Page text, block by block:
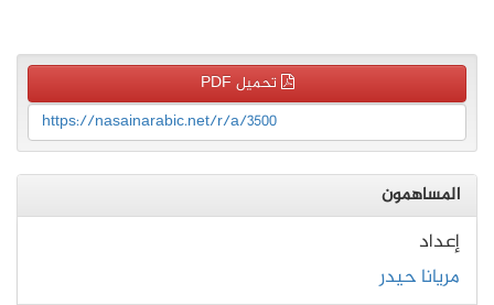
تحميل PDF
https://nasainarabic.net/r/a/3500
المساهمون
إعداد
مريانا حيدر